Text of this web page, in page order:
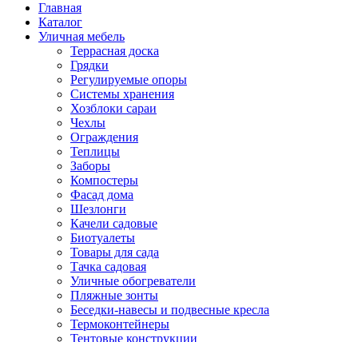
Главная
Каталог
Уличная мебель
Террасная доска
Грядки
Регулируемые опоры
Системы хранения
Хозблоки сараи
Чехлы
Ограждения
Теплицы
Заборы
Компостеры
Фасад дома
Шезлонги
Качели садовые
Биотуалеты
Товары для сада
Тачка садовая
Уличные обогреватели
Пляжные зонты
Беседки-навесы и подвесные кресла
Термоконтейнеры
Тентовые конструкции